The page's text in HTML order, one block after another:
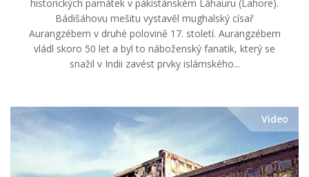
historických památek v pákistánském Láhauru (Lahore).
Bádišáhovu mešitu vystavěl mughalský císař
Aurangzébem v druhé polovině 17. století. Aurangzébem
vládl skoro 50 let a byl to náboženský fanatik, který se
snažil v Indii zavést prvky islámského...
Video